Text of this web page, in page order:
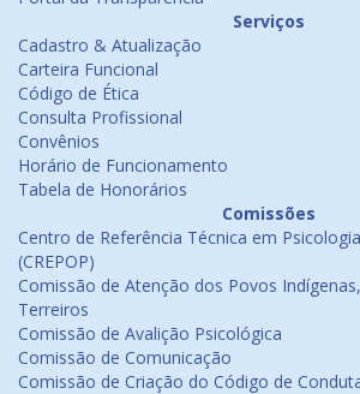
Serviços
Cadastro & Atualização
Carteira Funcional
Código de Ética
Consulta Profissional
Convênios
Horário de Funcionamento
Tabela de Honorários
Comissões
Centro de Referência Técnica em
(CREPOP)
Comissão de Atenção dos Povos
Terreiros
Comissão de Avalição Psicológica
Comissão de Comunicação
Comissão de Criação do Código de